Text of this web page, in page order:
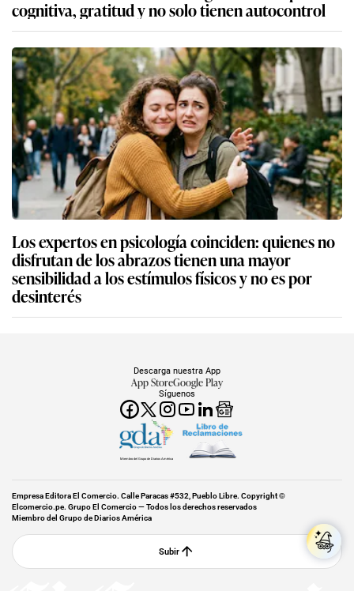
cognitiva, gratitud y no solo tienen autocontrol
Los expertos en psicología coinciden: quienes no
disfrutan de los abrazos tienen una mayor
sensibilidad a los estímulos físicos y no es por
desinterés
Síguenos
Descarga nuestra App
App StoreGoogle Play
Miembro del Grupo de Diarios América
Empresa Editora El Comercio. Calle Paracas #532, Pueblo Libre. Copyright ©
Elcomercio.pe. Grupo El Comercio — Todos los derechos reservados
Miembro del Grupo de Diarios América
Subir